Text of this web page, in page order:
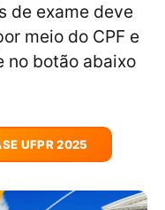
de exame deve
meio do CPF e
no botão abaixo
UFPR 2025